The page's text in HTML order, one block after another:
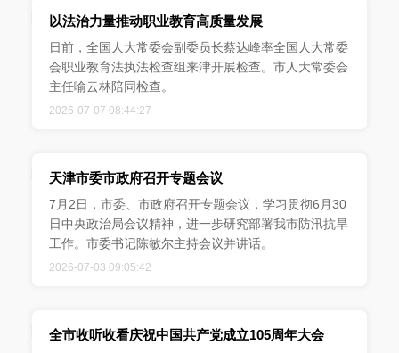
以法治力量推动职业教育高质量发展
日前，全国人大常委会副委员长蔡达峰率全国人大常委
会职业教育法执法检查组来津开展检查。市人大常委会
主任喻云林陪同检查。
2026-07-07 08:44:27
天津市委市政府召开专题会议
7月2日，市委、市政府召开专题会议，学习贯彻6月30
日中央政治局会议精神，进一步研究部署我市防汛抗旱
工作。市委书记陈敏尔主持会议并讲话。
2026-07-03 09:05:42
全市收听收看庆祝中国共产党成立105周年大会